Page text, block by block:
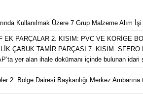
Kullanılmak Üzere 7 Grup Malzeme Alım İşi
EK PARÇALAR 2. KISIM: PVC VE KORİGE
ÇABUK TAMİR PARÇASI 7. KISIM: SFERO
yer alan ihale dokümanı içinde bulunan idari
2. Bölge Dairesi Başkanlığı Merkez